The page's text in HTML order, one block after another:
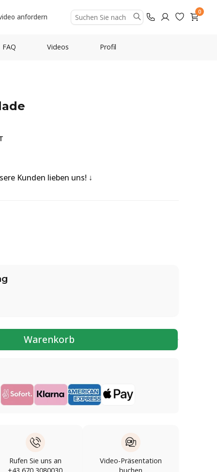
anfordern
0
FAQ Videos Profil
Kunden lieben uns!
Warenkorb
Rufen Sie uns an
+43 670 3080030
Video-Präsentation
buchen